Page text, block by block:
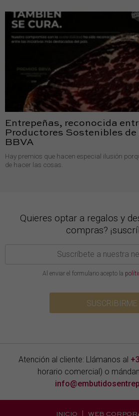
Entrepeñas, reconocida
Productores Sostenibles de
BBVA
Hay premios que hacen especial ilusión
de hacer las cosas.
Quieres optar a regalos y
compras?
Al enviar el formulario acepto la
SUSCRIBIRME
Atención al cliente: Llámanos al
horario comercial) o
INICIO WEB